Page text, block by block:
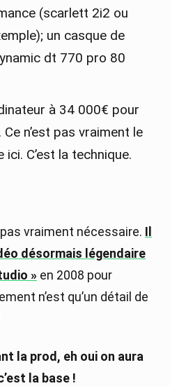
(scarlett 2i2 ou
un casque de
dt 770 pro 80
à 34 000€ pour
n’est pas vraiment le
C’est la technique.
vraiment nécessaire. Il
désormais légendaire
» en 2008 pour
n’est qu’un détail de
la prod, eh oui on aura
la base !